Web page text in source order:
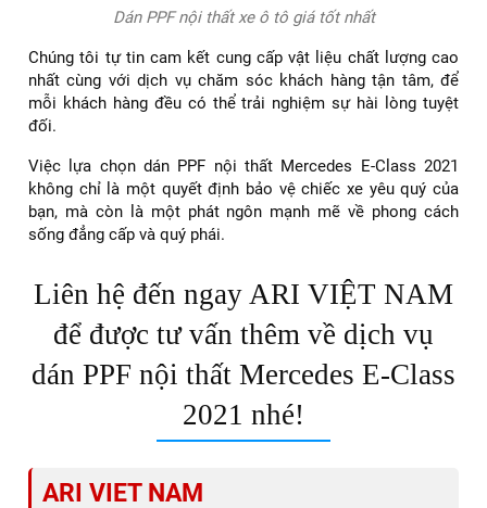
Dán PPF nội thất xe ô tô giá tốt nhất
Chúng tôi tự tin cam kết cung cấp vật liệu chất lượng cao
nhất cùng với dịch vụ chăm sóc khách hàng tận tâm, để
mỗi khách hàng đều có thể trải nghiệm sự hài lòng tuyệt
đối.
Việc lựa chọn dán PPF nội thất Mercedes E-Class 2021
không chỉ là một quyết định bảo vệ chiếc xe yêu quý của
bạn, mà còn là một phát ngôn mạnh mẽ về phong cách
sống đẳng cấp và quý phái.
Liên hệ đến ngay ARI VIỆT NAM
để được tư vấn thêm về dịch vụ
dán PPF nội thất Mercedes E-Class
2021 nhé!
ARI VIET NAM